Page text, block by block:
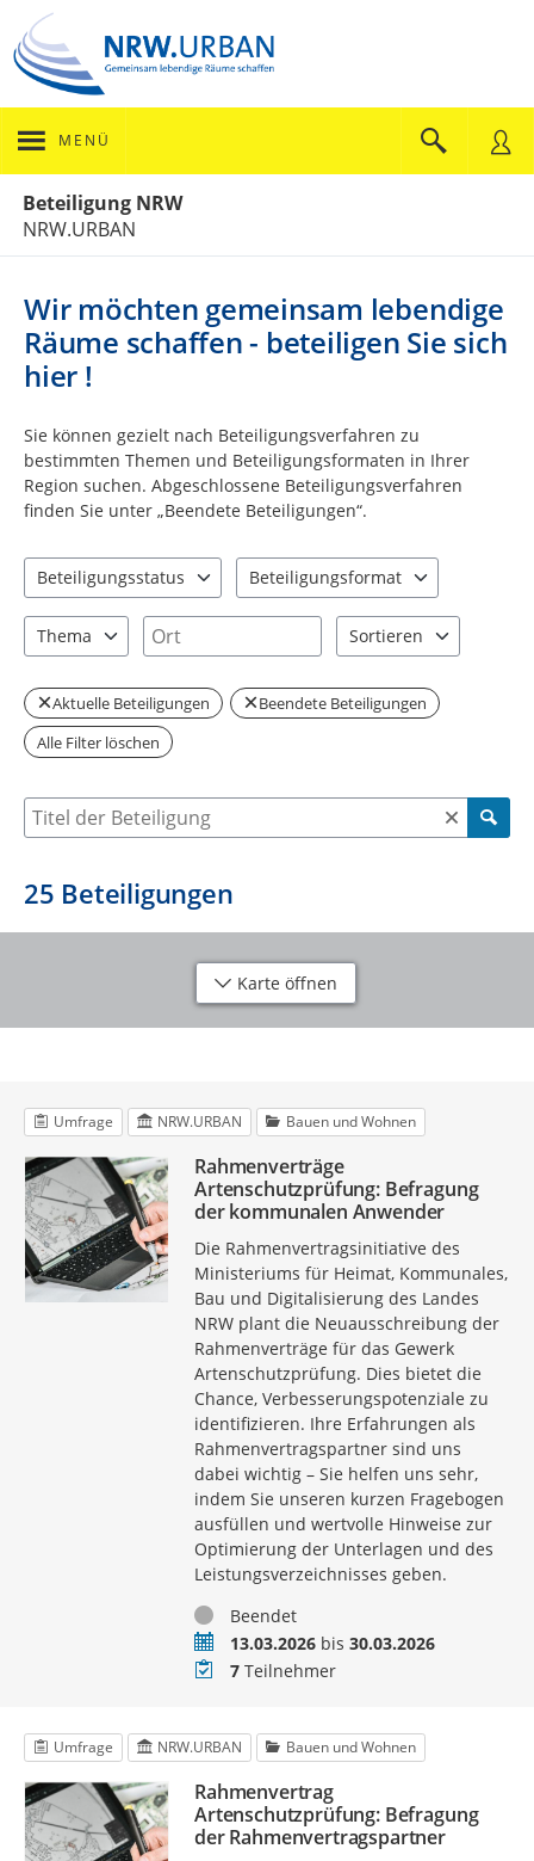
MENÜ
Beteiligung NRW
NRW.URBAN
Wir möchten gemeinsam lebendige
Räume schaffen - beteiligen Sie sich
hier !
Sie können gezielt nach Beteiligungsverfahren zu
bestimmten Themen und Beteiligungsformaten in Ihrer
Region suchen. Abgeschlossene Beteiligungsverfahren
finden Sie unter „Beendete Beteiligungen“.
Beteiligungsstatus
Beteiligungsformat
Thema
Ort
Sortieren
Aktuelle Beteiligungen
Beendete Beteiligungen
Alle Filter löschen
Suche nach Beteiligung
25 Beteiligungen
Karte öffnen
Umfrage NRW.URBAN Bauen und Wohnen
Rahmenverträge
Artenschutzprüfung: Befragung
der kommunalen Anwender
Die Rahmenvertragsinitiative des
Ministeriums für Heimat, Kommunales,
Bau und Digitalisierung des Landes
NRW plant die Neuausschreibung der
Rahmenverträge für das Gewerk
Artenschutzprüfung. Dies bietet die
Chance, Verbesserungspotenziale zu
identifizieren. Ihre Erfahrungen als
Rahmenvertragspartner sind uns
dabei wichtig – Sie helfen uns sehr,
indem Sie unseren kurzen Fragebogen
ausfüllen und wertvolle Hinweise zur
Optimierung der Unterlagen und des
Leistungsverzeichnisses geben.
StatusBeendet
Zeitraum13.03.2026bis 30.03.2026
Teilnehmer
7Teilnehmer
Umfrage NRW.URBAN Bauen und Wohnen
Rahmenvertrag
Artenschutzprüfung: Befragung
der Rahmenvertragspartner